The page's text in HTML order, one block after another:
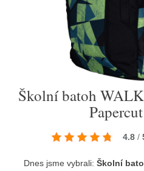
Školní batoh
4.8 /
Dnes jsme vybrali: Školní